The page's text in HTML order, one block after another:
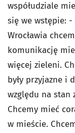
współudziale
się we wstępie: -
Wrocławia
komunikację
więcej zieleni.
były przyjazne i
względu na stan
Chcemy mieć
w mieście.